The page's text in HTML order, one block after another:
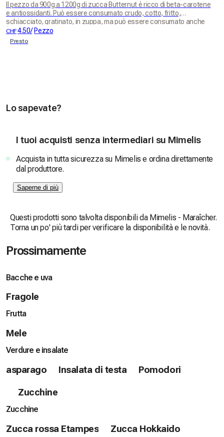
Il pezzo da 900g a 1200g di zucca Butternut è ricco di beta-carotene
e antiossidanti. Può essere consumato crudo, cotto, fritto,
schiacciato, gratinato, in zuppa, ma può essere consumato anche
nei dolci o nelle marmellate.
CHF4.50/ Pezzo
Presto
Lo sapevate?
I tuoi acquisti senza intermediari su Mimelis
Acquista in tutta sicurezza su Mimelis e ordina direttamente
dal produttore.
Saperne di più
Questi prodotti sono talvolta disponibili da Mimelis - Maraîcher.
Torna un po' più tardi per verificare la disponibilità e le novità.
Prossimamente
Bacche e uva
Fragole
Frutta
Mele
Verdure e insalate
asparago Insalata di testa Pomodori
Zucchine
Zucchine
Zucca rossa Etampes Zucca Hokkaido